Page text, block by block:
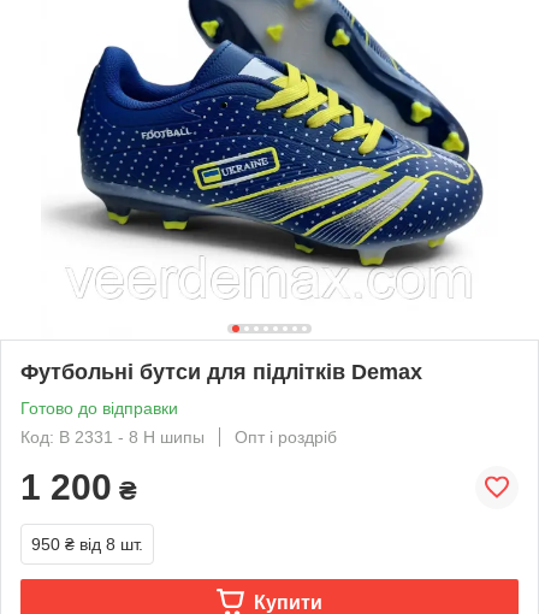
Футбольні бутси для підлітків Demax
Готово до відправки
Код: B 2331 - 8 H шипы
Опт і роздріб
1 200 ₴
950 ₴ від 8 шт.
Купити